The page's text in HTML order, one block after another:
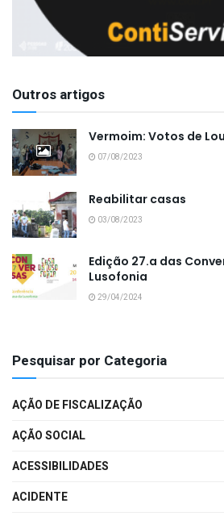
Outros artigos
Vermoim: Votos de
07/08/2023
Reabilitar casas
03/08/2023
Edição 27.a das
Lusofonia
29/04/2024
Pesquisar por Categoria
AÇÃO DE FISCALIZAÇÃO
AÇÃO SOCIAL
ACESSIBILIDADES
ACIDENTE